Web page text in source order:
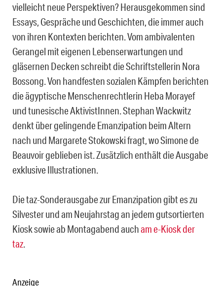
vielleicht neue Perspektiven? Herausgekommen sind
Essays, Gespräche und Geschichten, die immer auch
von ihren Kontexten berichten. Vom ambivalenten
Gerangel mit eigenen Lebenserwartungen und
gläsernen Decken schreibt die Schriftstellerin Nora
Bossong. Von handfesten sozialen Kämpfen berichten
die ägyptische Menschenrechtlerin Heba Morayef
und tunesische AktivistInnen. Stephan Wackwitz
denkt über gelingende Emanzipation beim Altern
nach und Margarete Stokowski fragt, wo Simone de
Beauvoir geblieben ist. Zusätzlich enthält die Ausgabe
exklusive Illustrationen.
Die taz-Sonderausgabe zur Emanzipation gibt es zu
Silvester und am Neujahrstag an jedem gutsortierten
Kiosk sowie ab Montagabend aucham e-Kiosk der
taz.
Anzeige